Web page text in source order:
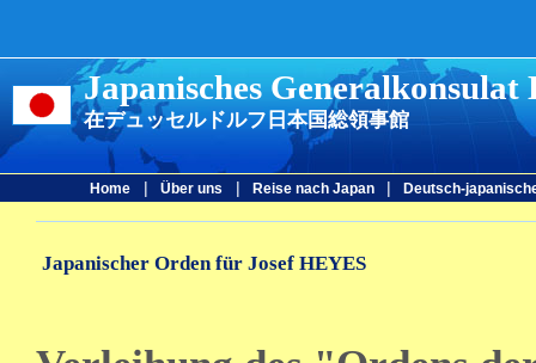
Japanisches Generalkonsulat
在デュッセルドルフ日本国総領事館
Home | Über uns | Reise nach Japan | Deutsch-
Japanischer Orden für Josef HEYES